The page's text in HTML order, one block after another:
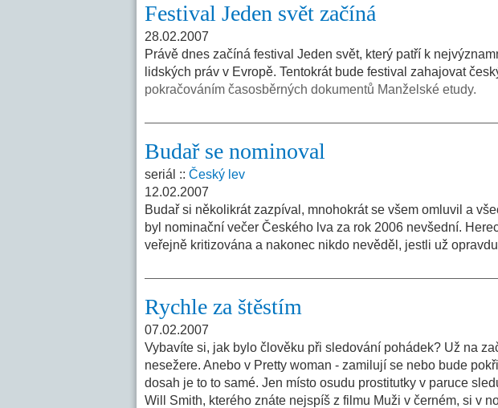
Festival Jeden svět začíná
28.02.2007
Právě dnes začíná festival Jeden svět, který patří k
lidských práv v Evropě. Tentokrát bude festival zahajovat
pokračováním časosběrných dokumentů Manželské etudy.
Budař se nominoval
seriál :: Český lev
12.02.2007
Budař si několikrát zazpíval, mnohokrát se všem omluvil a
byl nominační večer Českého lva za rok 2006 nevšední.
veřejně kritizována a nakonec nikdo nevěděl, jestli už
Rychle za štěstím
07.02.2007
Vybavíte si, jak bylo člověku při sledování pohádek? Už na
nesežere. Anebo v Pretty woman - zamilují se nebo bude
dosah je to to samé. Jen místo osudu prostitutky v paruce
Will Smith, kterého znáte nejspíš z filmu Muži v černém, si v